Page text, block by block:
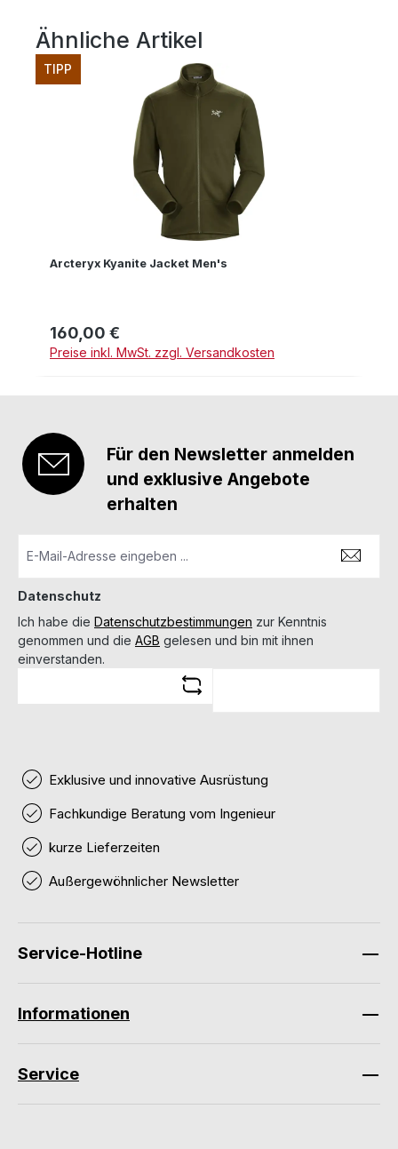
Produktgalerie überspringen
Ähnliche Artikel
TIPP
Arcteryx Kyanite Jacket Men's
Regulärer Preis:
160,00 €
Preise inkl. MwSt. zzgl. Versandkosten
Für den Newsletter anmelden
und exklusive Angebote
erhalten
Datenschutz
Ich habe die Datenschutzbestimmungen zur Kenntnis
genommen und die AGB gelesen und bin mit ihnen
einverstanden.
Exklusive und innovative Ausrüstung
Fachkundige Beratung vom Ingenieur
kurze Lieferzeiten
Außergewöhnlicher Newsletter
Service-Hotline
Informationen
Service